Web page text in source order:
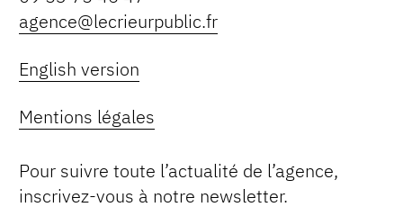
agence@lecrieurpublic.fr
English version
Mentions légales
Pour suivre toute l’actualité de l’agence,
inscrivez-vous à notre newsletter.